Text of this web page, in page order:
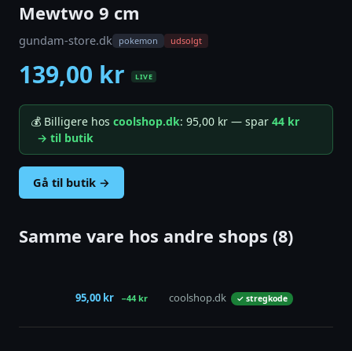
Mewtwo 9 cm
gundam-store.dk pokemon udsolgt
139,00 kr LIVE
💰 Billigere hos coolshop.dk: 95,00 kr — spar 44 kr
→ til butik
Gå til butik →
Samme vare hos andre shops (8)
95,00 kr −44 kr coolshop.dk ✓ stregkode